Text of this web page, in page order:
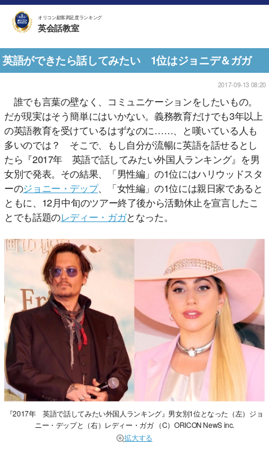
オリコン顧客満足度ランキング
英会話教室
英語ができたら話してみたい 1位はジョニデ＆ガガ
2017-09-13 08:20
誰でも言葉の壁なく、コミュニケーションをしたいもの。
だが現実はそう簡単にはいかない。義務教育だけでも3年以上
の英語教育を受けているはずなのに……、と嘆いている人も
多いのでは？ そこで、もし自分が流暢に英語を話せるとし
たら『2017年 英語で話してみたい外国人ランキング』を男
女別で発表。その結果、「男性編」の1位にはハリウッドスタ
ーのジョニー・デップ、「女性編」の1位には親日家であると
ともに、12月中旬のツアー終了後から活動休止を宣言したこ
とでも話題のレディー・ガガとなった。
『2017年 英語で話してみたい外国人ランキング』男女別1位となった（左）ジョ
ニー・デップと（右）レディー・ガガ （C）ORICON NewS inc.
拡大する